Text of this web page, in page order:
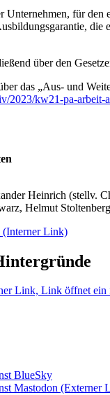
für den
über den
das „Aus- und
2023/kw21-pa-arbeit-
Heinrich (stellv.
Helmut
(Interner Link)
Link, Link öffnet ein
BlueSky
Mastodon (Externer